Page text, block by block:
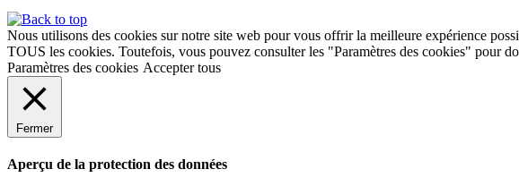
Nous utilisons des cookies sur notre site web pour vous offrir la meilleure expérience
TOUS les cookies. Toutefois, vous pouvez consulter les "Paramètres des cookies" pour
Paramètres des cookies Accepter tous
Fermer
Aperçu de la protection des données